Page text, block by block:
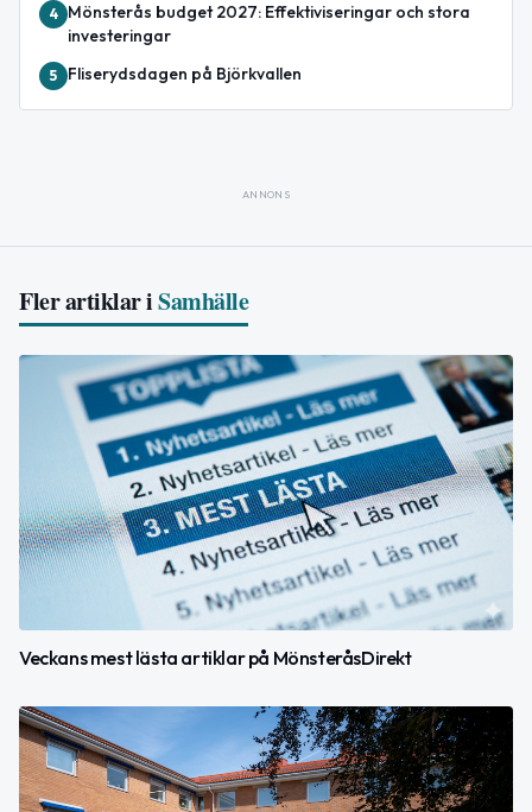
4
Mönsterås budget 2027: Effektiviseringar och stora
investeringar
5 Fliserydsdagen på Björkvallen
ANNONS
Fler artiklar iSamhälle
Veckans mest lästa artiklar på MönsteråsDirekt